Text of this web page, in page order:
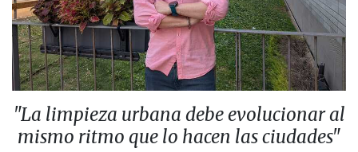
"La limpieza urbana debe evolucionar al
mismo ritmo que lo hacen las ciudades"